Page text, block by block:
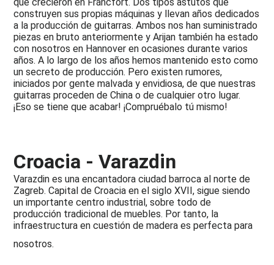
Media
construyen sus propias máquinas y llevan años dedicados
a la producción de guitarras. Ambos nos han suministrado
piezas en bruto anteriormente y Arijan también ha estado
con nosotros en Hannover en ocasiones durante varios
años. A lo largo de los años hemos mantenido esto como
un secreto de producción. Pero existen rumores,
iniciados por gente malvada y envidiosa, de que nuestras
guitarras proceden de China o de cualquier otro lugar.
¡Eso se tiene que acabar! ¡Compruébalo tú mismo!
Croacia - Varazdin
Varazdin es una encantadora ciudad barroca al norte de
Zagreb. Capital de Croacia en el siglo XVII, sigue siendo
un importante centro industrial, sobre todo de
producción tradicional de muebles. Por tanto, la
infraestructura en cuestión de madera es perfecta para
nosotros.